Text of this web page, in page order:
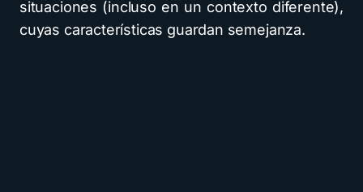
situaciones (incluso en un contexto diferente),
cuyas características guardan semejanza.